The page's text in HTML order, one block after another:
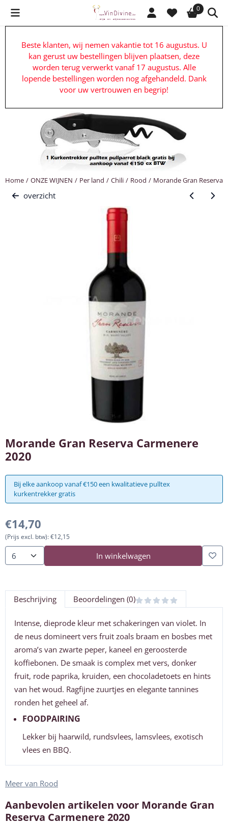
Cookievoorkeuren zijn beschikbaar. Kies instellingen of sta alle
0
Beste klanten, wij nemen vakantie tot 16 augustus. U
kan gerust uw bestellingen blijven plaatsen, deze
worden terug verwerkt vanaf 17 augustus. Alle
lopende bestellingen worden nog afgehandeld. Dank
voor uw vertrouwen en begrip!
Home / ONZE WIJNEN / Per land / Chili / Rood / Morande Gran Reserva
overzicht
Morande Gran Reserva Carmenere
2020
Bij elke aankoop vanaf €150 een kwalitatieve pulltex
kurkentrekker gratis
€14,70
(Prijs excl. btw):€12,15
Aantal In winkelwagen
Beschrijving Beoordelingen (0)
Intense, dieprode kleur met schakeringen van violet. In
de neus domineert vers fruit zoals braam en bosbes met
aroma’s van zwarte peper, kaneel en geroosterde
koffiebonen. De smaak is complex met vers, donker
fruit, rode paprika, kruiden, een chocoladetoets en hints
van het woud. Ragfijne zuurtjes en elegante tannines
ronden het geheel af.
FOODPAIRING
Lekker bij haarwild, rundsvlees, lamsvlees, exotisch
vlees en BBQ.
Meer van Rood
Aanbevolen artikelen voor Morande Gran
Reserva Carmenere 2020